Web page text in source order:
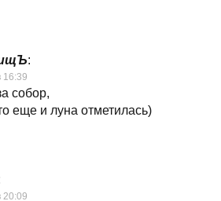
:
16:39
собор,
еще и луна отметилась)
20:09